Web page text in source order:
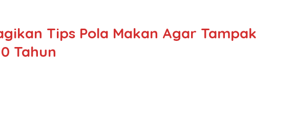
Tips Pola Makan Agar Tampak
Tahun